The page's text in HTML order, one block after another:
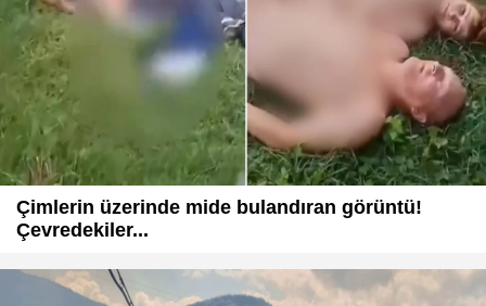
Çimlerin üzerinde mide bulandıran görüntü!
Çevredekiler...